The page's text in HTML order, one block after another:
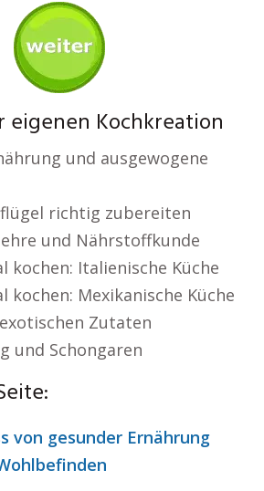
eigenen Kochkreation
und ausgewogene
richtig zubereiten
und Nährstoffkunde
kochen: Italienische Küche
kochen: Mexikanische Küche
Zutaten
und Schongaren
von gesunder Ernährung